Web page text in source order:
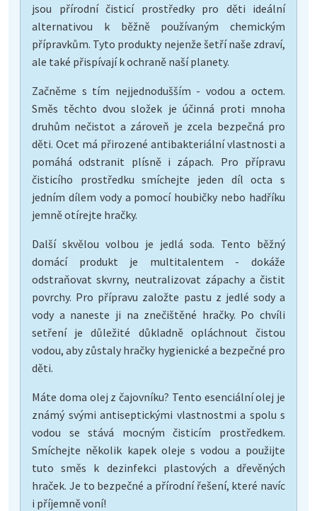
jsou přírodní čisticí prostředky pro děti ideální
alternativou k běžně používaným chemickým
přípravkům. Tyto produkty nejenže šetří naše zdraví,
ale také přispívají k ochraně naší planety.
Začněme s tím nejjednodušším - vodou a octem.
Směs těchto dvou složek je účinná proti mnoha
druhům nečistot a zároveň je zcela bezpečná pro
děti. Ocet má přirozené antibakteriální vlastnosti a
pomáhá odstranit plísně i zápach. Pro přípravu
čisticího prostředku smíchejte jeden díl octa s
jedním dílem vody a pomocí houbičky nebo hadříku
jemně otírejte hračky.
Další skvělou volbou je jedlá soda. Tento běžný
domácí produkt je multitalentem - dokáže
odstraňovat skvrny, neutralizovat zápachy a čistit
povrchy. Pro přípravu založte pastu z jedlé sody a
vody a naneste ji na znečištěné hračky. Po chvíli
setření je důležité důkladně opláchnout čistou
vodou, aby zůstaly hračky hygienické a bezpečné pro
děti.
Máte doma olej z čajovníku? Tento esenciální olej je
známý svými antiseptickými vlastnostmi a spolu s
vodou se stává mocným čisticím prostředkem.
Smíchejte několik kapek oleje s vodou a použijte
tuto směs k dezinfekci plastových a dřevěných
hraček. Je to bezpečné a přírodní řešení, které navíc
i příjemně voní!